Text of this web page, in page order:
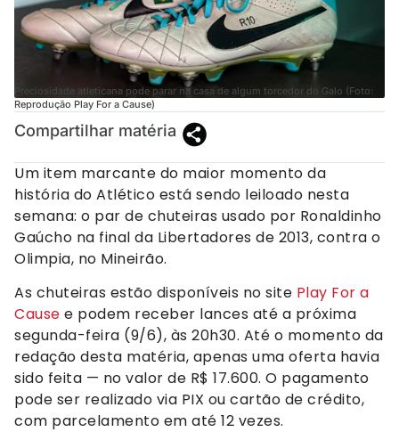
Preciosidade atleticana pode parar na casa de algum torcedor do Galo (Foto:
Reprodução Play For a Cause)
Compartilhar matéria
Um item marcante do maior momento da
história do Atlético está sendo leiloado nesta
semana: o par de chuteiras usado por Ronaldinho
Gaúcho na final da Libertadores de 2013, contra o
Olimpia, no Mineirão.
As chuteiras estão disponíveis no site Play For a
Cause e podem receber lances até a próxima
segunda-feira (9/6), às 20h30. Até o momento da
redação desta matéria, apenas uma oferta havia
sido feita — no valor de R$ 17.600. O pagamento
pode ser realizado via PIX ou cartão de crédito,
com parcelamento em até 12 vezes.